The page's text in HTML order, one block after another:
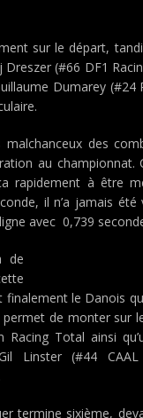
sur le départ,
(#66 DF1
Dumarey (#24
des
au championnat.
rapidement à être
il n’a jamais été
avec 0,739
de
finalement le Danois
de monter sur
Racing Total ainsi
Linster (#44 CAAL
termine sixième,